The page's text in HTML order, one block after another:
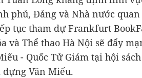
phủ, Đảng và Nhà nước
tục tham dự Frankfurt
và Thể thao Hà Nội sẽ đẩy
- Quốc Tử Giám tại hội
Văn Miếu.